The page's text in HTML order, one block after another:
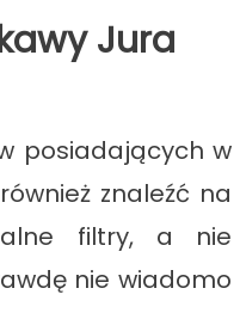
Jura
posiadających w
znaleźć na
filtry, a nie
nie wiadomo